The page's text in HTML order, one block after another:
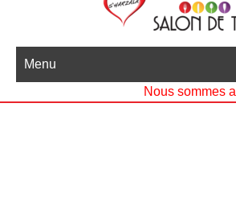
Menu
Nous sommes